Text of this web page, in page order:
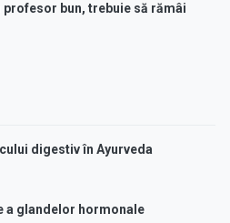
bun, trebuie să rămâi
digestiv în Ayurveda
a glandelor hormonale